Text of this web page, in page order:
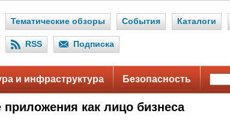
Тематические обзоры События Каталоги
RSS Подписка
и инфраструктура Безопасность
как лицо бизнеса